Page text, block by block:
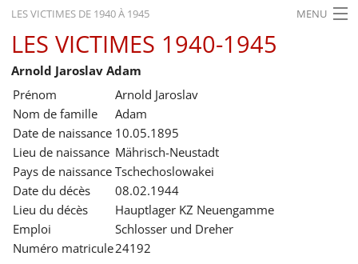
LES VICTIMES DE 1940 À 1945 MENU
ACCUEIL
ACTUALITÉS
EXPOSITIONS
HISTORIQUE
FORMATION
RECHERCHE
SERVICE
LES VICTIMES 1940-1945
Arnold Jaroslav Adam
Prénom
Arnold Jaroslav
Nom de famille
Adam
Date de naissance 10.05.1895
Lieu de naissance Mährisch-Neustadt
Pays de naissance Tschechoslowakei
Date du décès
08.02.1944
Lieu du décès
Hauptlager KZ Neuengamme
Emploi
Schlosser und Dreher
Numéro matricule24192